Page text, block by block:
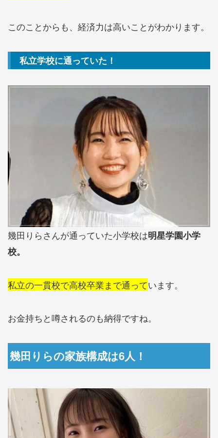
このことからも、経済力は高いことがわかります。
私立学校に通っていた！
幾田りらさんが通っていた小学校は明星学園小学
校。
私立の一貫校で高校卒業まで通っています。
お金持ちと噂されるのも納得ですね。
幾田りらの家族構成は6人！